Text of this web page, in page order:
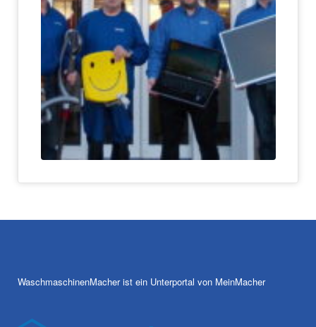
WaschmaschinenMacher ist ein Unterportal von MeinMacher